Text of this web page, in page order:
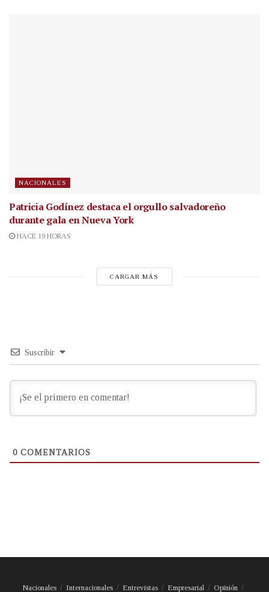
NACIONALES
Patricia Godínez destaca el orgullo salvadoreño
durante gala en Nueva York
HACE 19 HORAS
CARGAR MÁS
Suscribir
0 COMENTARIOS
Nacionales Internacionales Entrevistas Empresarial Opinión